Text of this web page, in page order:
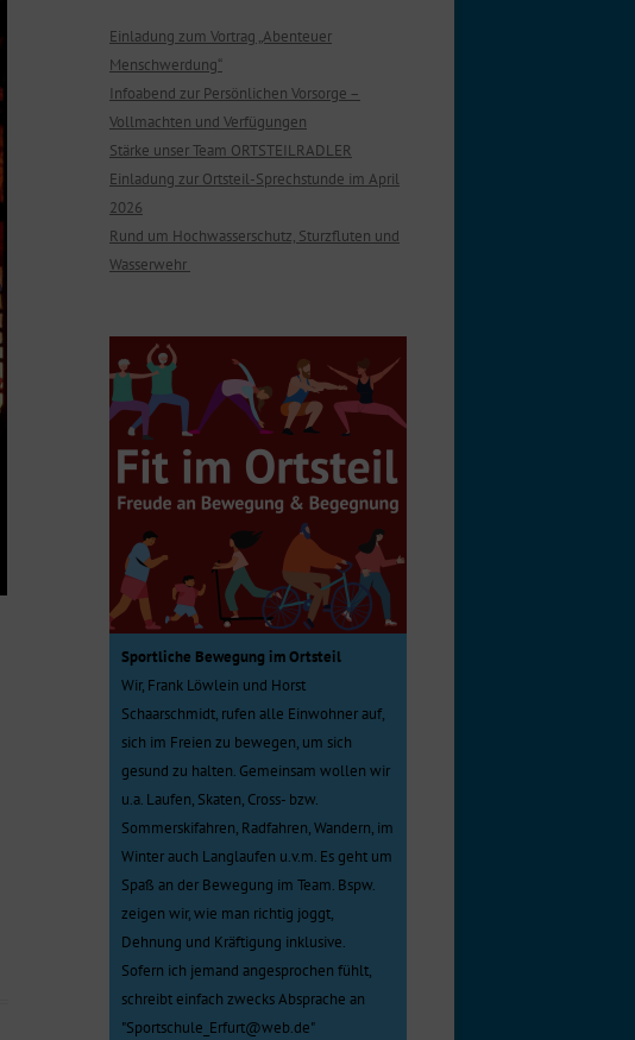
Einladung zum Vortrag „Abenteuer
Menschwerdung“
Infoabend zur Persönlichen Vorsorge –
Vollmachten und Verfügungen
Stärke unser Team ORTSTEILRADLER
Einladung zur Ortsteil-Sprechstunde im April
2026
Rund um Hochwasserschutz, Sturzfluten und
Wasserwehr
Sportliche Bewegung im Ortsteil
Wir, Frank Löwlein und Horst
Schaarschmidt, rufen alle Einwohner auf,
sich im Freien zu bewegen, um sich
gesund zu halten. Gemeinsam wollen wir
u.a. Laufen, Skaten, Cross- bzw.
Sommerskifahren, Radfahren, Wandern, im
Winter auch Langlaufen u.v.m. Es geht um
Spaß an der Bewegung im Team. Bspw.
zeigen wir, wie man richtig joggt,
Dehnung und Kräftigung inklusive.
Sofern ich jemand angesprochen fühlt,
schreibt einfach zwecks Absprache an
"Sportschule_Erfurt@web.de"